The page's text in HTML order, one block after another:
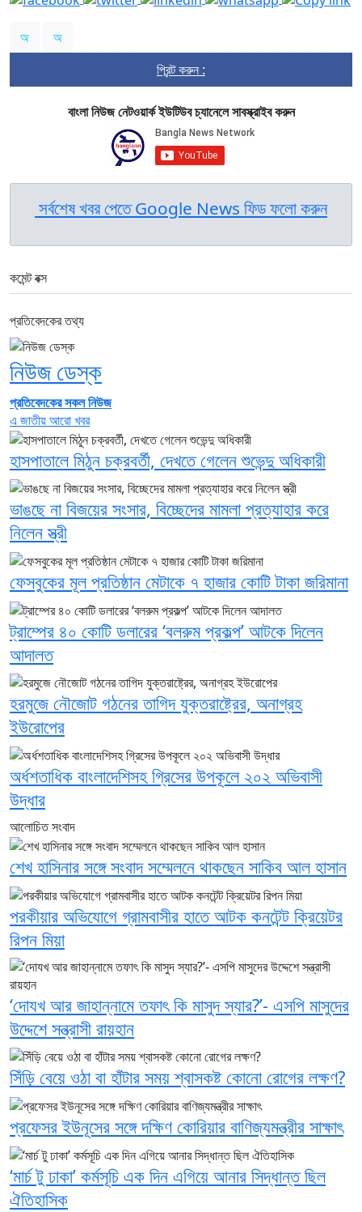
অ
অ
প্রিন্ট করুন :
বাংলা নিউজ নেটওয়ার্ক ইউটিউব চ্যানেলে সাবস্ক্রাইব করুন
সর্বশেষ খবর পেতে Google News ফিড ফলো করুন
কমেন্ট বক্স
প্রতিবেদকের তথ্য
নিউজ ডেস্ক
প্রতিবেদকের সকল নিউজ
এ জাতীয় আরো খবর
হাসপাতালে মিঠুন চক্রবর্তী, দেখতে গেলেন শুভেন্দু অধিকারী
ভাঙছে না বিজয়ের সংসার, বিচ্ছেদের মামলা প্রত্যাহার করে
নিলেন স্ত্রী
ফেসবুকের মূল প্রতিষ্ঠান মেটাকে ৭ হাজার কোটি টাকা জরিমানা
ট্রাম্পের ৪০ কোটি ডলারের ‘বলরুম প্রকল্প’ আটকে দিলেন
আদালত
হরমুজে নৌজোট গঠনের তাগিদ যুক্তরাষ্ট্রের, অনাগ্রহ
ইউরোপের
অর্ধশতাধিক বাংলাদেশিসহ গ্রিসের উপকূলে ২০২ অভিবাসী
উদ্ধার
আলোচিত সংবাদ
শেখ হাসিনার সঙ্গে সংবাদ সম্মেলনে থাকছেন সাকিব আল হাসান
পরকীয়ার অভিযোগে গ্রামবাসীর হাতে আটক কনটেন্ট ক্রিয়েটর
রিপন মিয়া
‘দোযখ আর জাহান্নামে তফাৎ কি মাসুদ স্যার?’- এসপি মাসুদের
উদ্দেশে সন্ত্রাসী রায়হান
সিঁড়ি বেয়ে ওঠা বা হাঁটার সময় শ্বাসকষ্ট কোনো রোগের লক্ষণ?
প্রফেসর ইউনূসের সঙ্গে দক্ষিণ কোরিয়ার বাণিজ্যমন্ত্রীর সাক্ষাৎ
‘মার্চ টু ঢাকা’ কর্মসূচি এক দিন এগিয়ে আনার সিদ্ধান্ত ছিল
ঐতিহাসিক